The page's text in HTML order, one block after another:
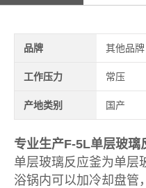
品牌 其他品牌
工作压力 常压
产地类别 国产
专业生产F-5L单层玻璃
单层玻璃反应釜为单层
浴锅内可以加冷却盘管